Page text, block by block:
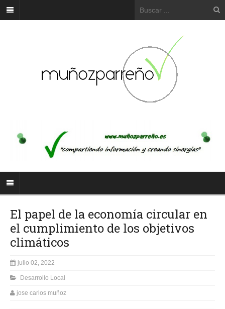
El papel de la economía circular en
el cumplimiento de los objetivos
climáticos
julio 02, 2022
Desarrollo Local
jose carlos muñoz